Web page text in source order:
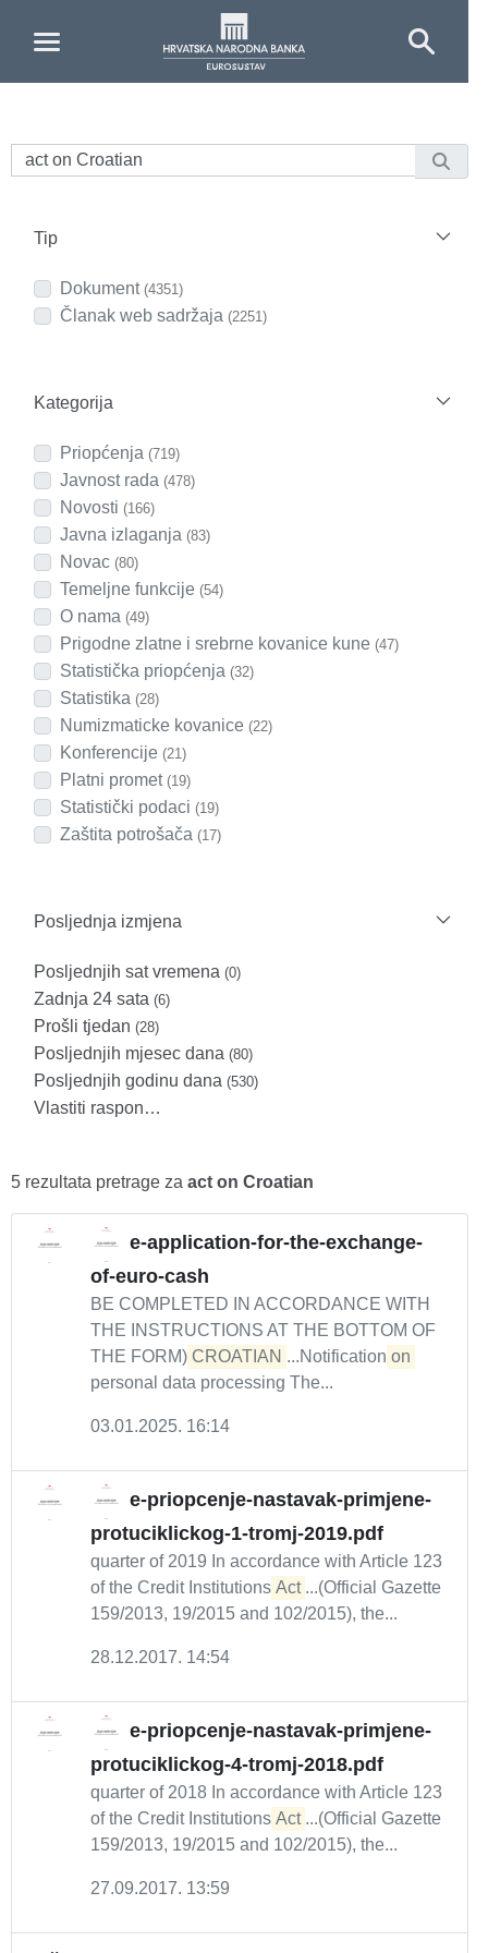
Tip
Dokument (4351)
Članak web sadržaja (2251)
Kategorija
Priopćenja (719)
Javnost rada (478)
Novosti (166)
Javna izlaganja (83)
Novac (80)
Temeljne funkcije (54)
O nama (49)
Prigodne zlatne i srebrne kovanice kune (47)
Statistička priopćenja (32)
Statistika (28)
Numizmaticke kovanice (22)
Konferencije (21)
Platni promet (19)
Statistički podaci (19)
Zaštita potrošača (17)
Posljednja izmjena
Posljednjih sat vremena (0)
Zadnja 24 sata (6)
Prošli tjedan (28)
Posljednjih mjesec dana (80)
Posljednjih godinu dana (530)
Vlastiti raspon…
5 rezultata pretrage za act on Croatian
e-application-for-the-exchange-
of-euro-cash
BE COMPLETED IN ACCORDANCE WITH
THE INSTRUCTIONS AT THE BOTTOM OF
THE FORM) CROATIAN ...Notification on
personal data processing The...
03.01.2025. 16:14
e-priopcenje-nastavak-primjene-
protuciklickog-1-tromj-2019.pdf
quarter of 2019 In accordance with Article 123
of the Credit Institutions Act ...(Official Gazette
159/2013, 19/2015 and 102/2015), the...
28.12.2017. 14:54
e-priopcenje-nastavak-primjene-
protuciklickog-4-tromj-2018.pdf
quarter of 2018 In accordance with Article 123
of the Credit Institutions Act ...(Official Gazette
159/2013, 19/2015 and 102/2015), the...
27.09.2017. 13:59